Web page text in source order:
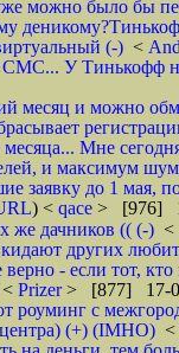
можно было бы
(-) <
СМС... У Тинькофф
месяц и можно
Мне
и максимум
заявку до 1 мая,
) < qace > [976]
же дачников (( (-) <
других
- если тот,
< Prizer> [877] 17-
роуминг с
(+) (IMHO) <